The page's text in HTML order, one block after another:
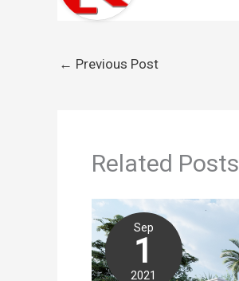
← Previous Post
Related Posts
Sep
1
2021